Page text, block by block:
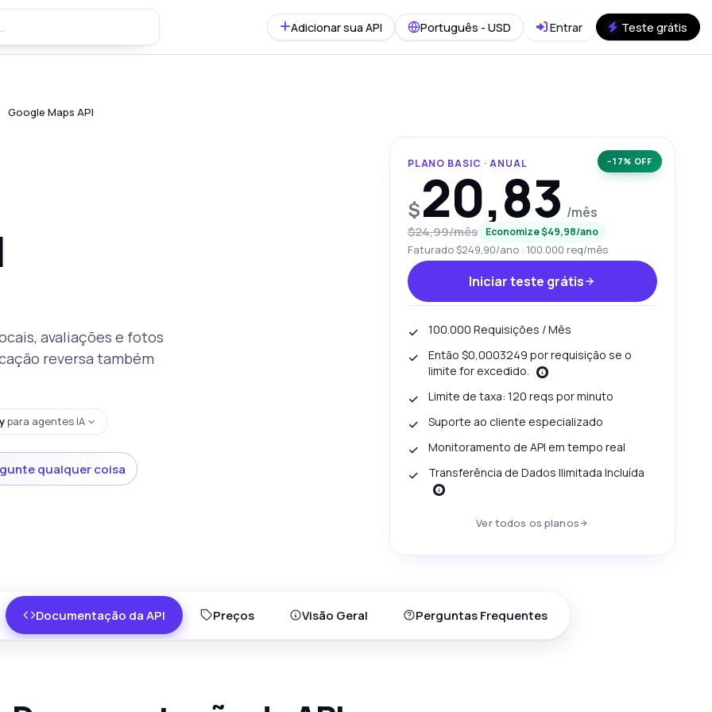
Adicionar sua API Português - USD Entrar Teste grátis
Google Maps API
avaliações e fotos
reversa também
para agentes IA
qualquer coisa
−17% OFF
PLANO BASIC · ANUAL
$20,83 /mês
$24,99/mês Economize $49,98/ano
Faturado $249,90/ano · 100.000 req/mês
Iniciar teste grátis
100.000 Requisições / Mês
Então $0,0003249 por requisição se o
limite for excedido.
Limite de taxa: 120 reqs por minuto
Suporte ao cliente especializado
Monitoramento de API em tempo real
Transferência de Dados Ilimitada Incluída
Ver todos os planos
Documentação da API Preços Visão Geral Perguntas Frequentes